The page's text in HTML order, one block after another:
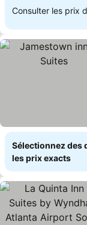
Consulter les prix
Sélectionnez des
les prix exacts